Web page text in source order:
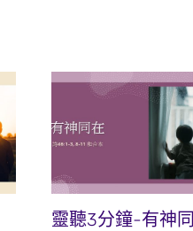
靈聽3分鐘-有神同